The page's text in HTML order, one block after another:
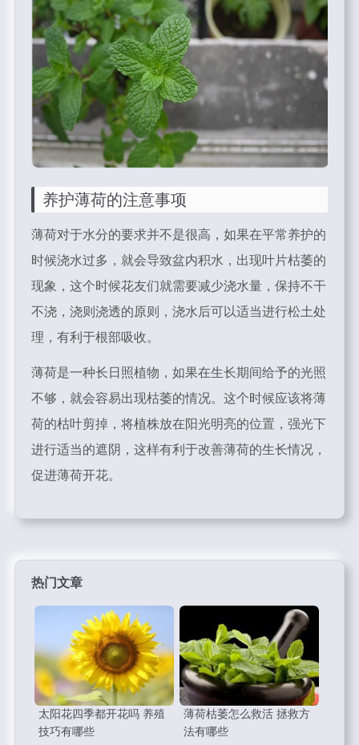
养护薄荷的注意事项
薄荷对于水分的要求并不是很高，如果在平常养护的
时候浇水过多，就会导致盆内积水，出现叶片枯萎的
现象，这个时候花友们就需要减少浇水量，保持不干
不浇，浇则浇透的原则，浇水后可以适当进行松土处
理，有利于根部吸收。
薄荷是一种长日照植物，如果在生长期间给予的光照
不够，就会容易出现枯萎的情况。这个时候应该将薄
荷的枯叶剪掉，将植株放在阳光明亮的位置，强光下
进行适当的遮阴，这样有利于改善薄荷的生长情况，
促进薄荷开花。
热门文章
太阳花四季都开花吗 养殖
技巧有哪些
薄荷枯萎怎么救活 拯救方
法有哪些